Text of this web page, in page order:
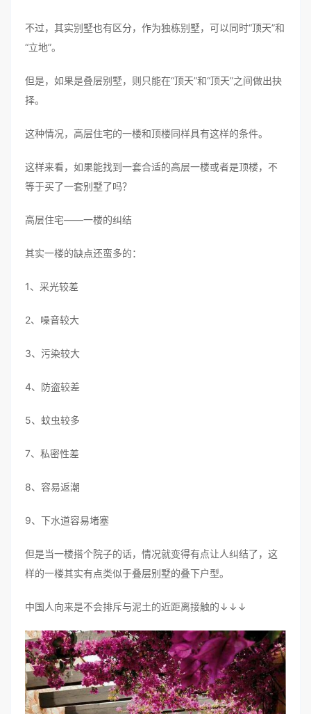
不过，其实别墅也有区分，作为独栋别墅，可以同时“顶天”和
“立地”。
但是，如果是叠层别墅，则只能在“顶天”和“顶天”之间做出抉
择。
这种情况，高层住宅的一楼和顶楼同样具有这样的条件。
这样来看，如果能找到一套合适的高层一楼或者是顶楼，不
等于买了一套别墅了吗？
高层住宅——一楼的纠结
其实一楼的缺点还蛮多的：
1、采光较差
2、噪音较大
3、污染较大
4、防盗较差
5、蚊虫较多
7、私密性差
8、容易返潮
9、下水道容易堵塞
但是当一楼搭个院子的话，情况就变得有点让人纠结了，这
样的一楼其实有点类似于叠层别墅的叠下户型。
中国人向来是不会排斥与泥土的近距离接触的↓↓↓